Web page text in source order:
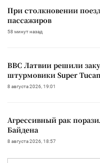
При столкновении
пассажиров
58 минут назад
ВВС Латвии решили
штурмовики Super
8 августа 2026, 19:01
Агрессивный рак
Байдена
8 августа 2026, 18:57